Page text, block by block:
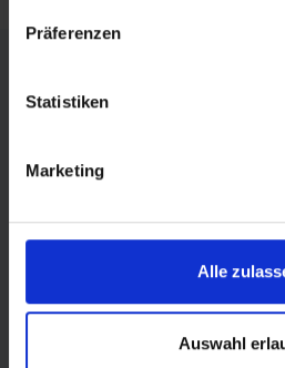
Präferenzen
Statistiken
Marketing
Alle
Auswahl
FÖRDERER DES SPORTS